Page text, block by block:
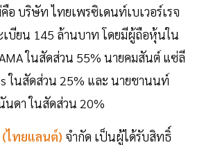
บริษัท ไทยเพรซิเดนท์เบเวอร์เรจ
บียน 145 ล้านบาท โดยมีผู้ถือหุ้นใน
ในสัดส่วน 55% นายคมสันต์ แซ่ลี
ในสัดส่วน 25% และ นายชานนท์
นดา ในสัดส่วน 20%
(ไทยแลนต์) จำกัด เป็นผู้ได้รับสิทธิ์